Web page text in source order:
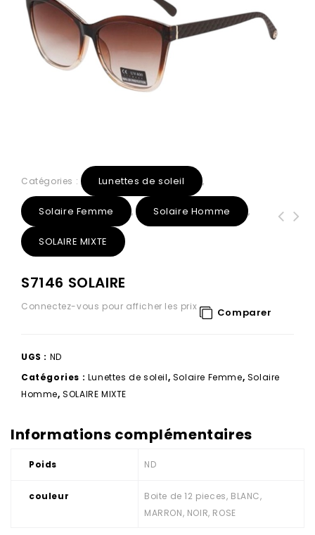
Catégories : Lunettes de soleil ,
Solaire Femme , Solaire Homme ,
SOLAIRE MIXTE
S7146 SOLAIRE
Connectez-vous pour afficher les prix Comparer
UGS : ND
Catégories : Lunettes de soleil, Solaire Femme, Solaire
Homme,SOLAIRE MIXTE
Informations complémentaires
Poids ND
couleur
Boite de 12 pieces, BLANC,
MARRON, NOIR, ROSE